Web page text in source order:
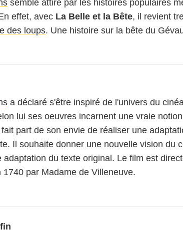
semble attiré par les histoires populaires
effet, avec La Belle et la Bête, il revient
des loups. Une histoire sur la bête du
a déclaré s'être inspiré de l'univers du
lui ses oeuvres incarnent une vraie
fait part de son envie de réaliser une
Il souhaite donner une nouvelle vision du
adaptation du texte original. Le film est
1740 par Madame de Villeneuve.